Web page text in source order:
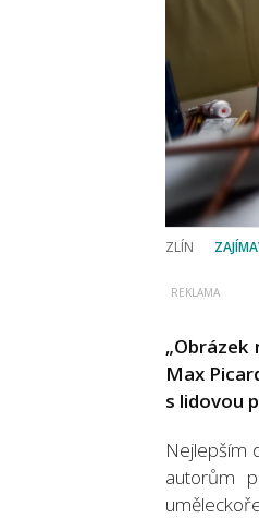
ZLÍN
„Obrázek
Max
s lidovou
Nejlepším
autorům